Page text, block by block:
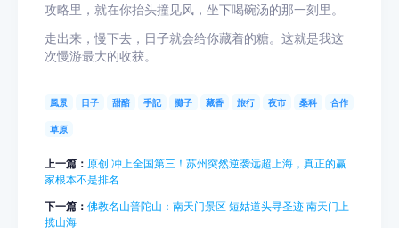
攻略里，就在你抬头撞见风，坐下喝碗汤的那一刻里。
走出来，慢下去，日子就会给你藏着的糖。这就是我这
次慢游最大的收获。
風景 日子 甜醅 手記 攤子 藏香 旅行 夜市 桑科 合作
草原
上一篇： 原创 冲上全国第三！苏州突然逆袭远超上海，真正的赢
家根本不是排名
下一篇： 佛教名山普陀山：南天门景区 短姑道头寻圣迹 南天门上
揽山海